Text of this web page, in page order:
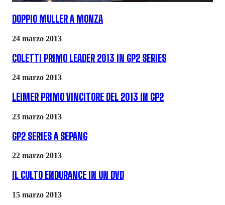
DOPPIO MULLER A MONZA
24 marzo 2013
COLETTI PRIMO LEADER 2013 IN GP2 SERIES
24 marzo 2013
LEIMER PRIMO VINCITORE DEL 2013 IN GP2
23 marzo 2013
GP2 SERIES A SEPANG
22 marzo 2013
IL CULTO ENDURANCE IN UN DVD
15 marzo 2013